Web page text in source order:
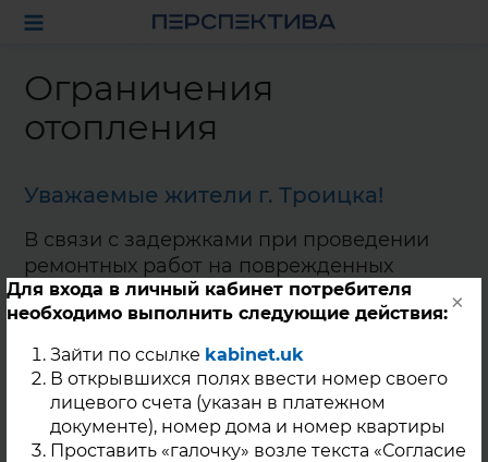
Для входа в личный кабинет потребителя
необходимо выполнить следующие действия:
Зайти по ссылке kabinet.uk
В открывшихся полях ввести номер своего
лицевого счета (указан в платежном
документе), номер дома и номер квартиры
Проставить «галочку» возле текста «Согласие
×
Ограничения
отопления
Уважаемые жители г. Троицка!
В связи с задержками при проведении
ремонтных работ на поврежденных
участках трубопроводов, выявленных при
проведении гидравлических испытаний
тепловых сетей центральной части г.
Троицка на плотность и прочность по
направлениям «Ильина», «Володарского»,
«Летягина» находящихся на
обслуживании теплосетевых организаций